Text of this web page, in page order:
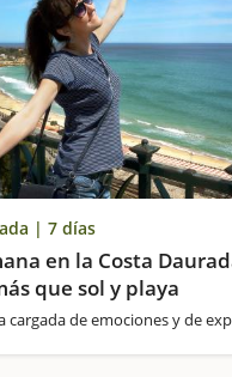
| 7 días
en la Costa
que sol y playa
cargada de emociones y de